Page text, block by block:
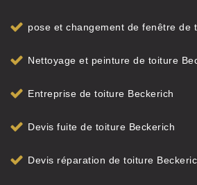
pose et changement de fenêtre de
Nettoyage et peinture de toiture
Entreprise de toiture Beckerich
Devis fuite de toiture Beckerich
Devis réparation de toiture